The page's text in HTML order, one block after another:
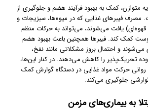
متوازن، کمک به بهبود فرآیند هضم و جلوگیری از
فیبرهای غذایی که در میوه‌ها، سبزیجات و
قهوه‌ای) یافت می‌شوند، می‌تواند به حرکات منظم
کمک کند. فیبرها همچنین باعث بهبود هضم
و احتمال بروز مشکلاتی مانند نفخ،
تحریک‌پذیر را کاهش می‌دهند. در کنار این‌ها،
حرکت مواد غذایی در دستگاه گوارش کمک
جلوگیری می‌کند.